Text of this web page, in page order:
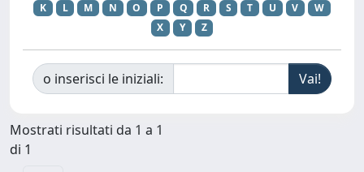
K
L M N O P Q R S T U V
W
X
Y Z
o inserisci le iniziali:
Mostrati risultati da 1 a 1
di 1